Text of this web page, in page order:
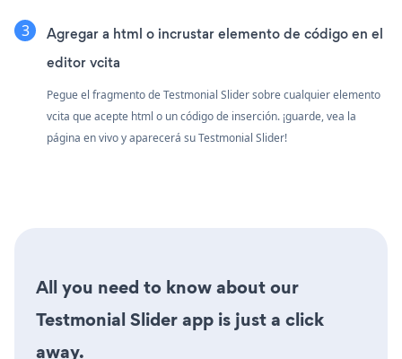
Agregar a html o incrustar elemento de código en el
editor vcita
Pegue el fragmento de Testmonial Slider sobre cualquier elemento
vcita que acepte html o un código de inserción. ¡guarde, vea la
página en vivo y aparecerá su Testmonial Slider!
All you need to know about our
Testmonial Slider app is just a click
away.